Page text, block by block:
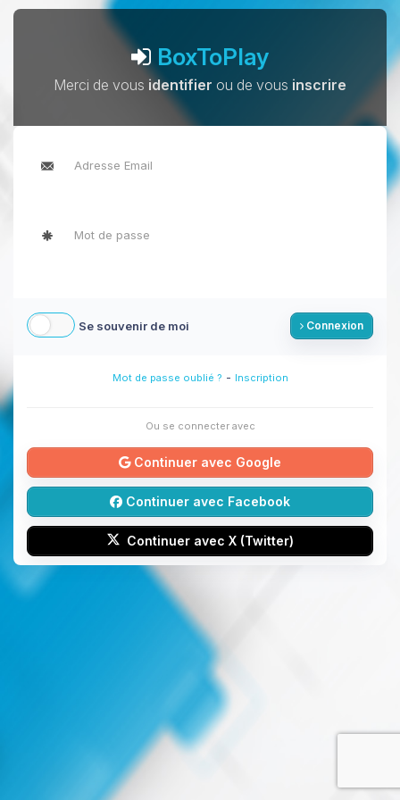
BoxToPlay
Merci de vous identifier ou de vous inscrire
Se souvenir de moi Connexion
Mot de passe oublié ? - Inscription
Ou se connecter avec
Continuer avec Google
Continuer avec Facebook
Continuer avec X (Twitter)